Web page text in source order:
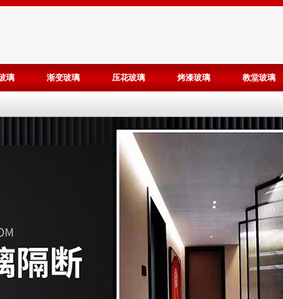
璃 渐变玻璃 压花玻璃 烤漆玻璃 教堂玻璃